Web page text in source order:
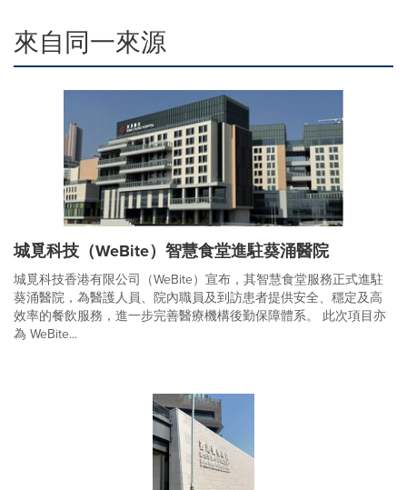
來自同一來源
城覓科技（WeBite）智慧食堂進駐葵涌醫院
城覓科技香港有限公司（WeBite）宣布，其智慧食堂服務正式進駐
葵涌醫院，為醫護人員、院內職員及到訪患者提供安全、穩定及高
效率的餐飲服務，進一步完善醫療機構後勤保障體系。 此次項目亦
為 WeBite...